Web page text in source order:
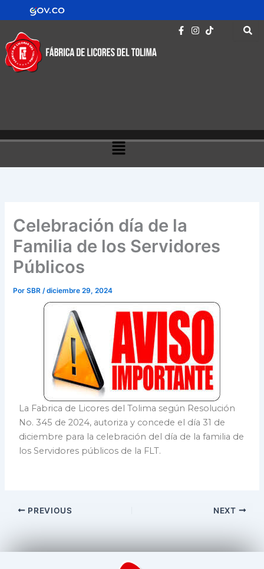
contenido
al
contenido
Menú
Celebración día de la
Familia de los Servidores
Públicos
PorSBR /diciembre 29, 2024
La Fabrica de Licores del Tolima según Resolución
No. 345 de 2024, autoriza y concede el día 31 de
diciembre para la celebración del día de la familia de
los Servidores públicos de la FLT.
PREVIOUS NEXT